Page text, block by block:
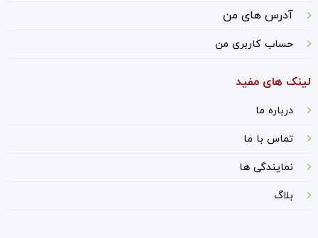
آدرس های من
حساب کاربری من
لینک های مفید
درباره ما
تماس با ما
نمایندگی ها
بلاگ